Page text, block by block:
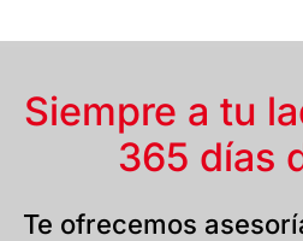
Siempre a tu
365 días
Te ofrecemos